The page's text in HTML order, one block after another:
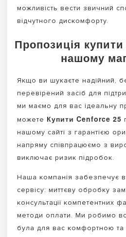
можливість вести звичний
відчутного дискомфорту.
Пропозиція
нашому
Якщо ви шукаєте надійний,
перевірений засіб для
ми маємо для вас ідеальну
можете Купити Cenforce 25
нашому сайті з гарантією
напряму співпрацюємо з
виключає ризик підробок.
Наша компанія забезпечує
сервісу: миттєву обробку
консультації компетентних
методи оплати. Ми робимо
була для вас комфортною та